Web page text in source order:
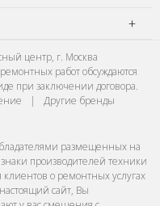
центр, г. Москва
работ обсуждаются
при заключении договора.
|
Другие бренды
размещенных на
производителей техники
о ремонтных услугах
сайт, Вы